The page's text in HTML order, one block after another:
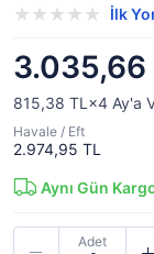
İlk
3.035,66
815,38 TL×4 Ay'a
Havale / Eft
2.974,95 TL
Aynı Gün
Adet